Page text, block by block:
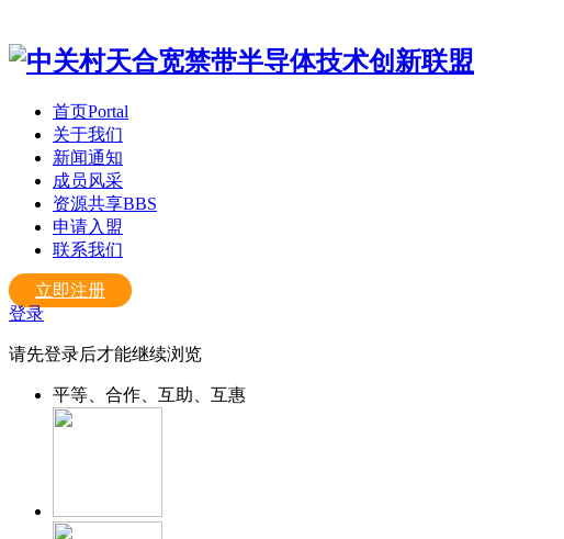
首页Portal
关于我们
新闻通知
成员风采
资源共享BBS
申请入盟
联系我们
立即注册
登录
请先登录后才能继续浏览
平等、合作、互助、互惠